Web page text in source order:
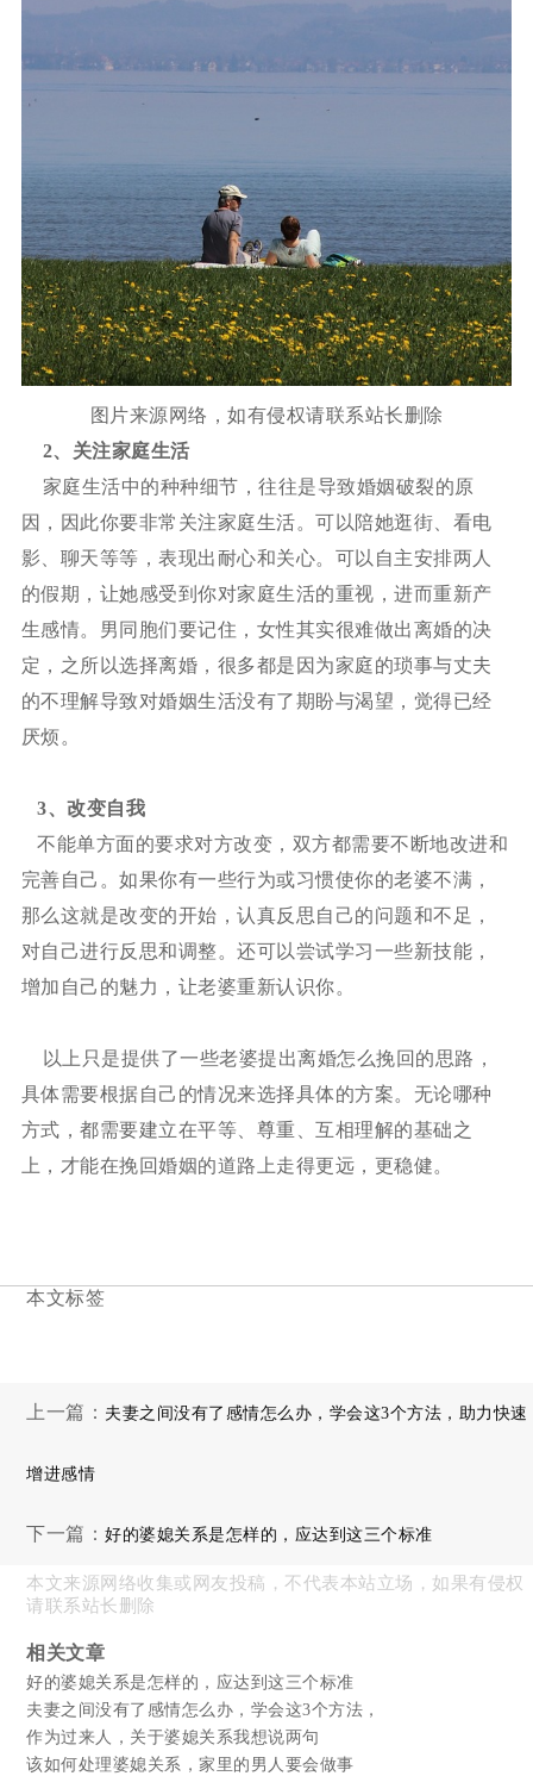
图片来源网络，如有侵权请联系站长删除
2、 关注家庭生活
家庭生活中的种种细节，往往是导致婚姻破裂的原
因，因此你要非常关注家庭生活。可以陪她逛街、看电
影、聊天等等，表现出耐心和关心。可以自主安排两人
的假期，让她感受到你对家庭生活的重视，进而重新产
生感情。男同胞们要记住，女性其实很难做出离婚的决
定，之所以选择离婚，很多都是因为家庭的琐事与丈夫
的不理解导致对婚姻生活没有了期盼与渴望，觉得已经
厌烦。
3、改变自我
不能单方面的要求对方改变，双方都需要不断地改进和
完善自己。如果你有一些行为或习惯使你的老婆不满，
那么这就是改变的开始，认真反思自己的问题和不足，
对自己进行反思和调整。还可以尝试学习一些新技能，
增加自己的魅力，让老婆重新认识你。
以上只是提供了一些老婆提出离婚怎么挽回的思路，
具体需要根据自己的情况来选择具体的方案。无论哪种
方式，都需要建立在平等、尊重、互相理解的基础之
上，才能在挽回婚姻的道路上走得更远，更稳健。
本文标签
上一篇： 夫妻之间没有了感情怎么办，学会这3个方法，助力快速
增进感情
下一篇：好的婆媳关系是怎样的，应达到这三个标准
本文来源网络收集或网友投稿，不代表本站立场，如果有侵权
请联系站长删除
相关文章
好的婆媳关系是怎样的，应达到这三个标准
夫妻之间没有了感情怎么办，学会这3个方法，
作为过来人，关于婆媳关系我想说两句
该如何处理婆媳关系，家里的男人要会做事